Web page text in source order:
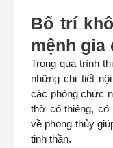
Bố trí
mệnh gia
Trong quá trình
những chi tiết
các phòng chức
thờ có thiêng, có
về phong thủy
tinh thần.